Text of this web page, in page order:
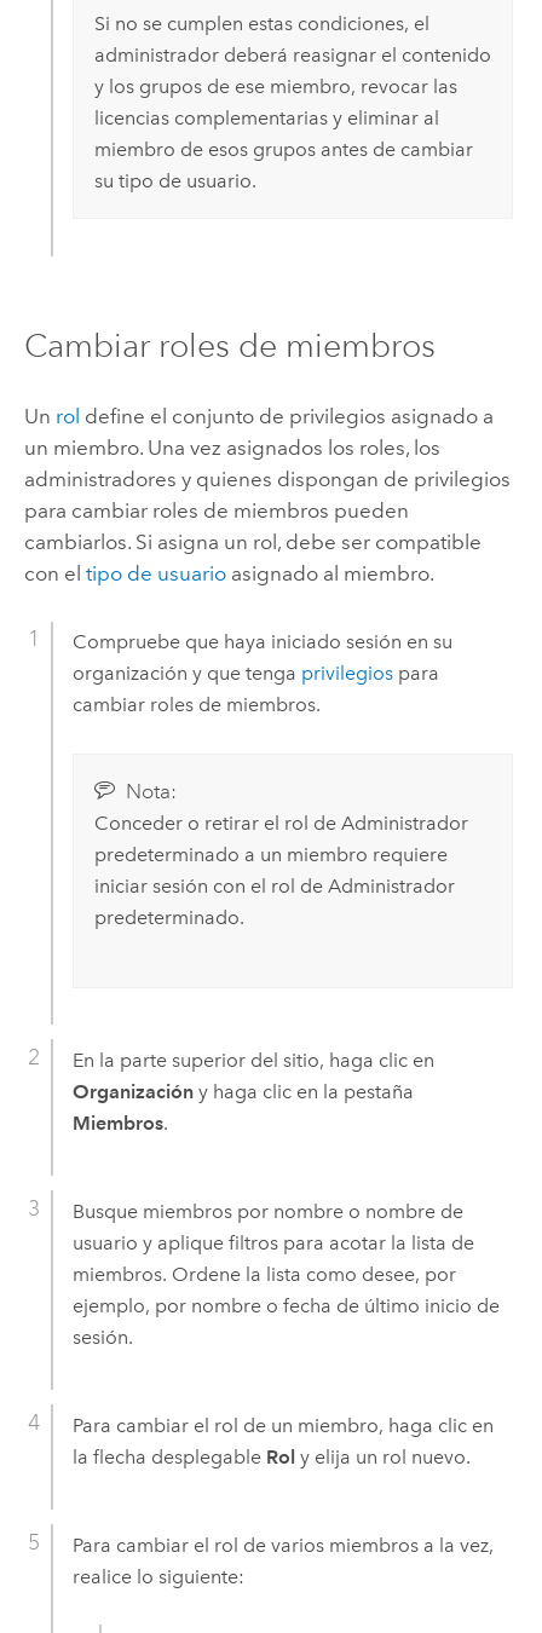
Si no se cumplen estas condiciones, el
administrador deberá reasignar el contenido
y los grupos de ese miembro, revocar las
licencias complementarias y eliminar al
miembro de esos grupos antes de cambiar
su tipo de usuario.
Cambiar roles de miembros
Un rol define el conjunto de privilegios asignado a
un miembro. Una vez asignados los roles, los
administradores y quienes dispongan de privilegios
para cambiar roles de miembros pueden
cambiarlos. Si asigna un rol, debe ser compatible
con el tipo de usuarioasignado al miembro.
Compruebe que haya iniciado sesión en su
organización y que tenga privilegiospara
cambiar roles de miembros.
Nota:
Conceder o retirar el rol de Administrador
predeterminado a un miembro requiere
iniciar sesión con el rol de Administrador
predeterminado.
En la parte superior del sitio, haga clic en
Organizacióny haga clic en la pestaña
Miembros.
Busque miembros por nombre o nombre de
usuario y aplique filtros para acotar la lista de
miembros. Ordene la lista como desee, por
ejemplo, por nombre o fecha de último inicio de
sesión.
Para cambiar el rol de un miembro, haga clic en
la flecha desplegable Rol y elija un rol nuevo.
Para cambiar el rol de varios miembros a la vez,
realice lo siguiente: